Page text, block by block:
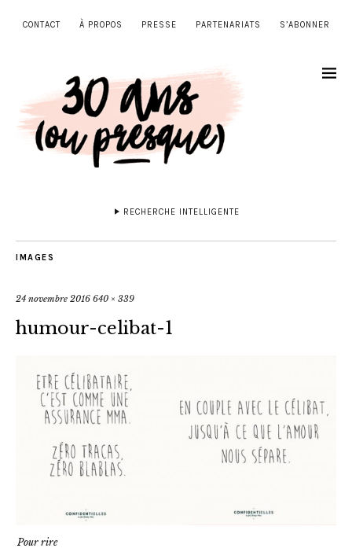
CONTACT À PROPOS PRESSE PARTENARIATS S’ABONNER
RECHERCHE INTELLIGENTE
IMAGES
24 novembre 2016 640 × 339
humour-celibat-1
Pour rire